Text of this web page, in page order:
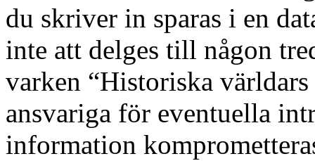
du skriver in sparas i en
inte att delges till någon
varken “Historiska
ansvariga för eventuella
information